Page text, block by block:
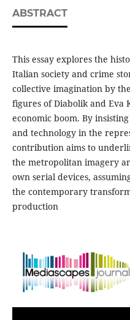
ABSTRACT
This essay explores the
Italian society and crime
collective imagination by
figures of Diabolik and Eva
economic boom. By
and technology in the
contribution aims to
the metropolitan imagery
own serial devices,
the contemporary
production